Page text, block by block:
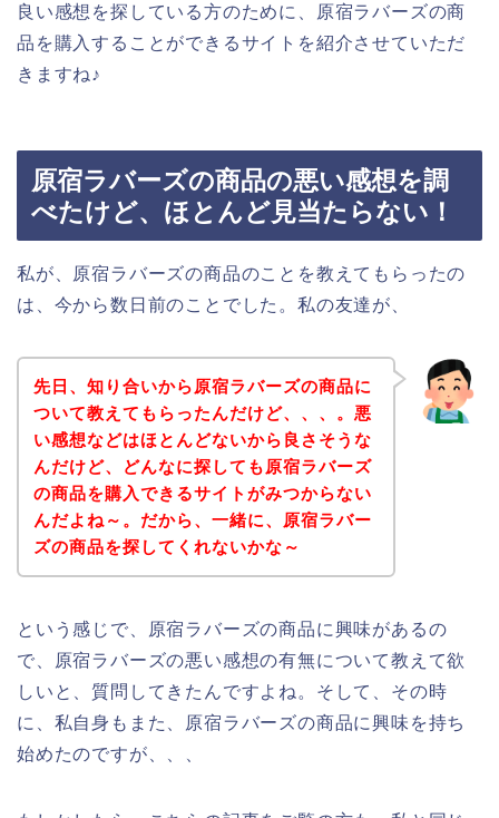
良い感想を探している方のために、原宿ラバーズの商
品を購入することができるサイトを紹介させていただ
きますね♪
原宿ラバーズの商品の悪い感想を調
べたけど、ほとんど見当たらない！
私が、原宿ラバーズの商品のことを教えてもらったの
は、今から数日前のことでした。私の友達が、
先日、知り合いから原宿ラバーズの商品に
ついて教えてもらったんだけど、、、。悪
い感想などはほとんどないから良さそうな
んだけど、どんなに探しても原宿ラバーズ
の商品を購入できるサイトがみつからない
んだよね～。だから、一緒に、原宿ラバー
ズの商品を探してくれないかな～
という感じで、原宿ラバーズの商品に興味があるの
で、原宿ラバーズの悪い感想の有無について教えて欲
しいと、質問してきたんですよね。そして、その時
に、私自身もまた、原宿ラバーズの商品に興味を持ち
始めたのですが、、、